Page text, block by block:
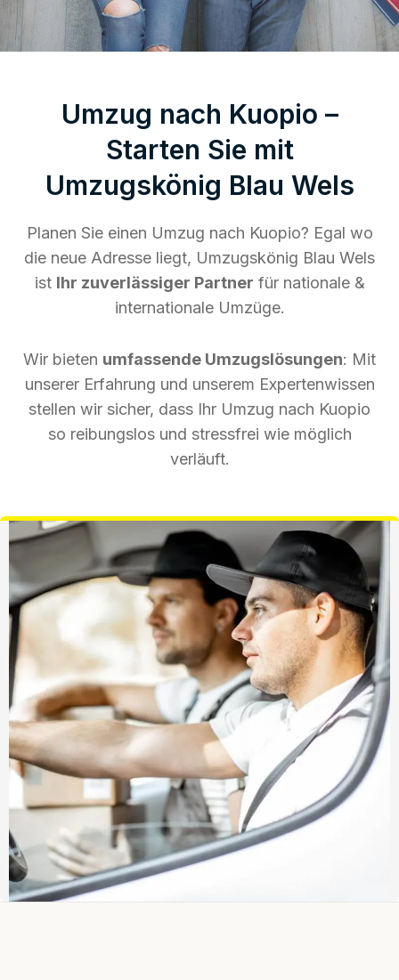
Umzug nach Kuopio –
Starten Sie mit
Umzugskönig Blau Wels
Planen Sie einen Umzug nach Kuopio? Egal wo
die neue Adresse liegt, Umzugskönig Blau Wels
ist Ihr zuverlässiger Partner für nationale &
internationale Umzüge.
Wir bieten umfassende Umzugslösungen: Mit
unserer Erfahrung und unserem Expertenwissen
stellen wir sicher, dass Ihr Umzug nach Kuopio
so reibungslos und stressfrei wie möglich
verläuft.